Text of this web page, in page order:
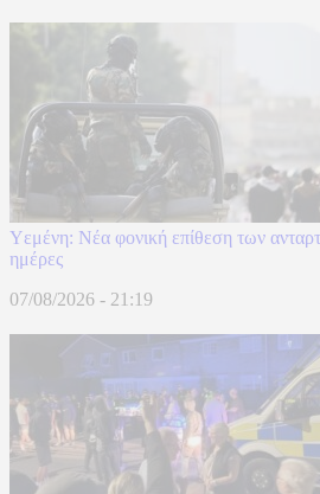
Υεμένη: Νέα φονική επίθεση των
ημέρες
07/08/2026 - 21:19